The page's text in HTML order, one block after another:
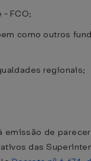
- FCO;
como outros
regionais;
emissão de
das